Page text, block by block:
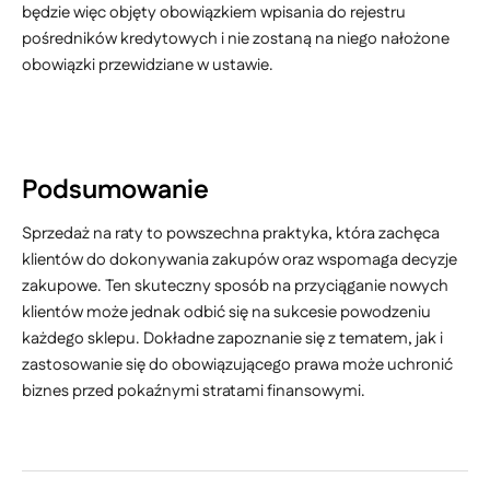
będzie więc objęty obowiązkiem wpisania do rejestru
pośredników kredytowych i nie zostaną na niego nałożone
obowiązki przewidziane w ustawie.
Podsumowanie
Sprzedaż na raty to powszechna praktyka, która zachęca
klientów do dokonywania zakupów oraz wspomaga decyzje
zakupowe. Ten skuteczny sposób na przyciąganie nowych
klientów może jednak odbić się na sukcesie powodzeniu
każdego sklepu. Dokładne zapoznanie się z tematem, jak i
zastosowanie się do obowiązującego prawa może uchronić
biznes przed pokaźnymi stratami finansowymi.